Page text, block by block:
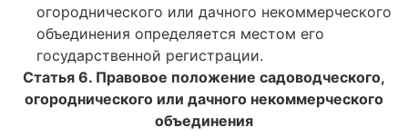
огороднического или дачного некоммерческого
объединения определяется местом его
государственной регистрации.
Статья 6. Правовое положение садоводческого,
огороднического или дачного некоммерческого
объединения